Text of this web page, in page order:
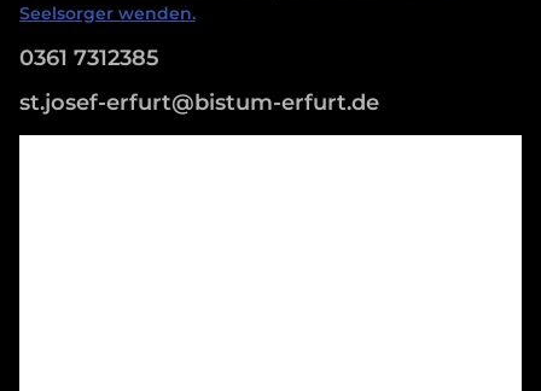
Seelsorger wenden.
0361 7312385
st.josef-erfurt@bistum-erfurt.de